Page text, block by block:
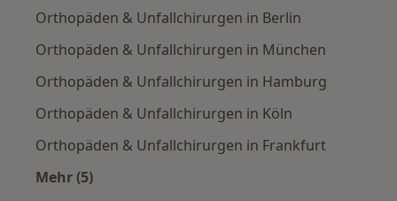
Orthopäden & Unfallchirurgen in Berlin
Orthopäden & Unfallchirurgen in München
Orthopäden & Unfallchirurgen in Hamburg
Orthopäden & Unfallchirurgen in Köln
Orthopäden & Unfallchirurgen in Frankfurt
Mehr (5)